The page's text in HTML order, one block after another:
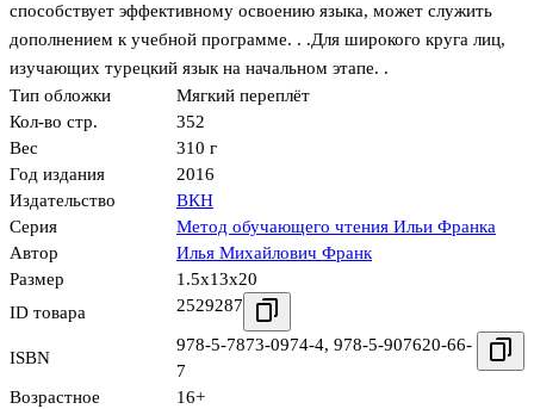
способствует эффективному освоению языка, может служить
дополнением к учебной программе. . .Для широкого круга лиц,
изучающих турецкий язык на начальном этапе. .
Тип обложки
Мягкий переплёт
Кол-во стр.
352
Вес
310 г
Год издания
2016
Издательство
ВКН
Серия
Метод обучающего чтения Ильи Франка
Автор
Илья Михайлович Франк
Размер
1.5x13x20
ID товара
2529287
ISBN
978-5-7873-0974-4, 978-5-907620-66-
7
Возрастное
16+